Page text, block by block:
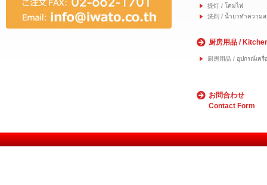
提灯 / โคมไฟ
洗剤 / น้ำยาทำความ
厨房用品 /
厨房用品 / อุปกรณ์เครื่
お問合わせ
Contact Form